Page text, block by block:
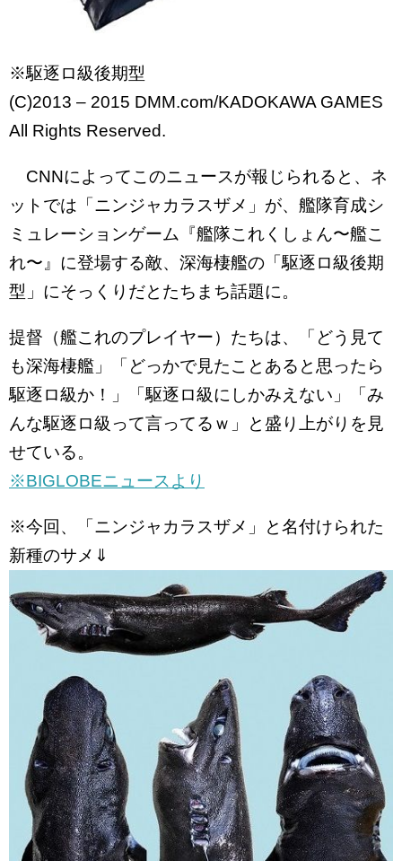
※駆逐ロ級後期型
(C)2013 – 2015 DMM.com/KADOKAWA GAMES
All Rights Reserved.
CNNによってこのニュースが報じられると、ネ
ットでは「ニンジャカラスザメ」が、艦隊育成シ
ミュレーションゲーム『艦隊これくしょん〜艦こ
れ〜』に登場する敵、深海棲艦の「駆逐ロ級後期
型」にそっくりだとたちまち話題に。
提督（艦これのプレイヤー）たちは、「どう見て
も深海棲艦」「どっかで見たことあると思ったら
駆逐ロ級か！」「駆逐ロ級にしかみえない」「み
んな駆逐ロ級って言ってるｗ」と盛り上がりを見
せている。
※BIGLOBEニュースより
※今回、「ニンジャカラスザメ」と名付けられた
新種のサメ⇓